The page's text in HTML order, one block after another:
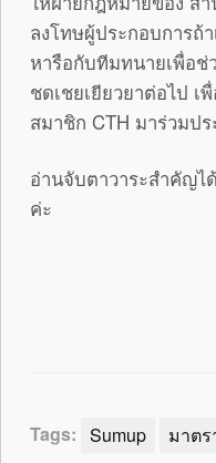
ลงโทษผู้ประกอบการถ้
หารือกับทีมทนายเพื่อช่
ชดเชยเยียวยาต่อไป เ
สมาชิก CTH มาร่วมป
อ่านจับตาวาระสำคัญไ
ค่ะ
Tags: Sumup มาตร